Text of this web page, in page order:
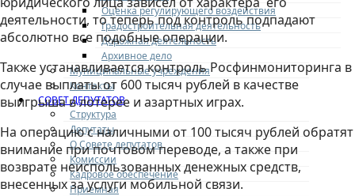
Оценка регулирующего воздействия
Градостроительная деятельность
Дорожная деятельность
Архивное дело
Муниципальные учреждения
Контакты
СОВЕТ ДЕПУТАТОВ
Структура
Депутаты
О Совете депутатов
Комиссии
Кадровое обеспечение
Приемная
деятельности, то теперь под контроль подпадают
абсолютно все подобные операции.
Также устанавливается контроль Росфинмониторинга в
случае выплаты от 600 тысяч рублей в качестве
выигрыша в лотерее и азартных играх.
На операцию с наличными от 100 тысяч рублей обратят
внимание при почтовом переводе, а также при
возврате неиспользованных денежных средств,
внесенных за услуги мобильной связи.